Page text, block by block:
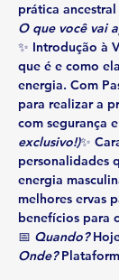
prática
O que você vai
✨ Introdução à
que é e como
energia. Com
para realizar a
com segurança
exclusivo!)✨
personalidades
energia
melhores ervas
benefícios para
📅 Quando?
Onde?